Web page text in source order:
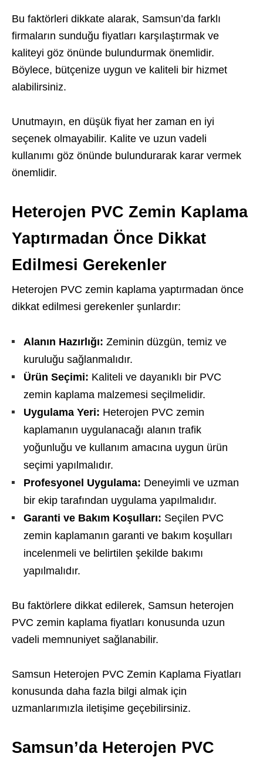
Bu faktörleri dikkate alarak, Samsun’da farklı
firmaların sunduğu fiyatları karşılaştırmak ve
kaliteyi göz önünde bulundurmak önemlidir.
Böylece, bütçenize uygun ve kaliteli bir hizmet
alabilirsiniz.
Unutmayın, en düşük fiyat her zaman en iyi
seçenek olmayabilir. Kalite ve uzun vadeli
kullanımı göz önünde bulundurarak karar vermek
önemlidir.
Heterojen PVC Zemin Kaplama
Yaptırmadan Önce Dikkat
Edilmesi Gerekenler
Heterojen PVC zemin kaplama yaptırmadan önce
dikkat edilmesi gerekenler şunlardır:
Alanın Hazırlığı: Zeminin düzgün, temiz ve
kuruluğu sağlanmalıdır.
Ürün Seçimi: Kaliteli ve dayanıklı bir PVC
zemin kaplama malzemesi seçilmelidir.
Uygulama Yeri: Heterojen PVC zemin
kaplamanın uygulanacağı alanın trafik
yoğunluğu ve kullanım amacına uygun ürün
seçimi yapılmalıdır.
Profesyonel Uygulama: Deneyimli ve uzman
bir ekip tarafından uygulama yapılmalıdır.
Garanti ve Bakım Koşulları: Seçilen PVC
zemin kaplamanın garanti ve bakım koşulları
incelenmeli ve belirtilen şekilde bakımı
yapılmalıdır.
Bu faktörlere dikkat edilerek, Samsun heterojen
PVC zemin kaplama fiyatları konusunda uzun
vadeli memnuniyet sağlanabilir.
Samsun Heterojen PVC Zemin Kaplama Fiyatları
konusunda daha fazla bilgi almak için
uzmanlarımızla iletişime geçebilirsiniz.
Samsun’da Heterojen PVC